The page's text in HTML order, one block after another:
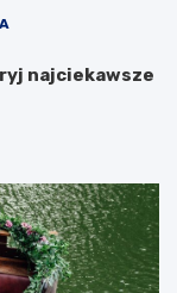
najciekawsze